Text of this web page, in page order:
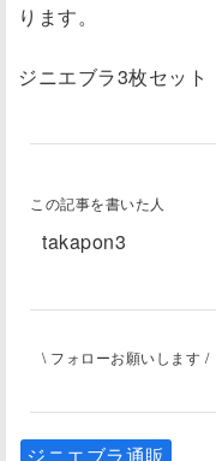
ります。
ジニエブラ3枚セット
この記事を書いた人
takapon3
\ フォローお願いします /
ジニエブラ通販